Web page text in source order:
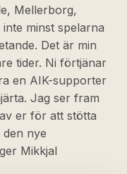
Mellerborg,
minst spelarna
Det är min
tider. Ni förtjänar
en AIK-supporter
Jag ser fram
er för att stötta
nye
Mikkjal